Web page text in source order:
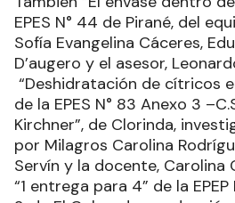
EPES N° 44 de Pirané, del
Sofía Evangelina Cáceres,
D’augero y el asesor,
“Deshidratación de cítricos
de la EPES N° 83 Anexo 3
Kirchner”, de Clorinda,
por Milagros Carolina
Servín y la docente, Carolina
“1 entrega para 4” de la